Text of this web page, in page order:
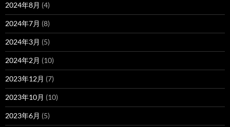
2024年8月 (4)
2024年7月 (8)
2024年3月 (5)
2024年2月 (10)
2023年12月 (7)
2023年10月 (10)
2023年6月 (5)